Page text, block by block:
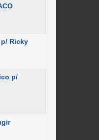
Ricky
p/